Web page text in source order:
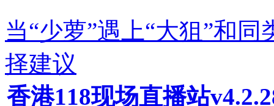
当“少萝”遇上“大狙”和
择建议
香港118现场直播站